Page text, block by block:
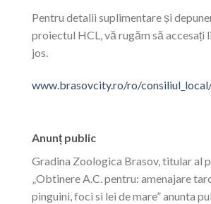
Pentru detalii suplimentare și
proiectul HCL, vă rugăm să accesați
jos.
www.brasovcity.ro/ro/
Anunț public
Gradina Zoologica Brasov, titular al
„Obtinere A.C. pentru: amenajare
pinguini, foci si lei de mare” anunta